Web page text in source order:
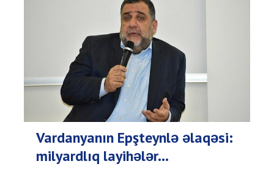
Vardanyanın Epşteynlə əlaqəsi:
milyardlıq layihələr...